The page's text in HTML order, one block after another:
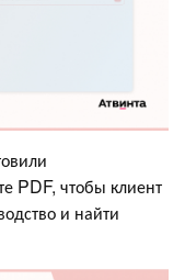
PDF, чтобы клиент
и найти